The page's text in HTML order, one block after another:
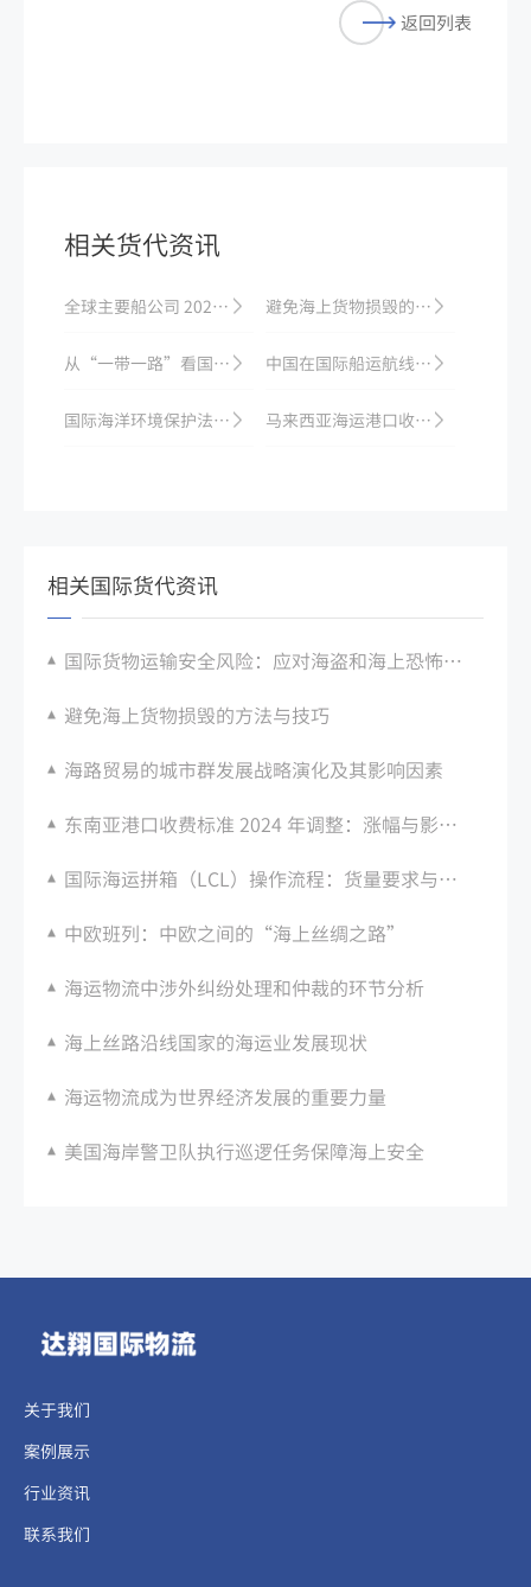
返回列表
相关货代资讯
全球主要船公司 2023 年财报分析：盈利情况与战略调整 避免海上货物损毁的方法与技巧
从“一带一路”看国际海运的安全合规问题 中国在国际船运航线数量上取得突破：加大全球物流资源整合和布局
国际海洋环境保护法律法规梳理 马来西亚海运港口收费标准调整：装卸费与堆存费变化
相关国际货代资讯
国际货物运输安全风险：应对海盗和海上恐怖袭击
避免海上货物损毁的方法与技巧
海路贸易的城市群发展战略演化及其影响因素
东南亚港口收费标准 2024 年调整：涨幅与影响分析
国际海运拼箱（LCL）操作流程：货量要求与费用构成
中欧班列：中欧之间的“海上丝绸之路”
海运物流中涉外纠纷处理和仲裁的环节分析
海上丝路沿线国家的海运业发展现状
海运物流成为世界经济发展的重要力量
美国海岸警卫队执行巡逻任务保障海上安全
关于我们
案例展示
行业资讯
联系我们